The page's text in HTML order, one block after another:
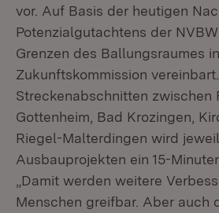
vor. Auf Basis der heutigen
Potenzialgutachtens der
Grenzen des Ballungsraumes
Zukunftskommission
Streckenabschnitten zwischen
Gottenheim, Bad Krozingen,
Riegel-Malterdingen wird
Ausbauprojekten ein 15-
„Damit werden weitere
Menschen greifbar. Aber auch